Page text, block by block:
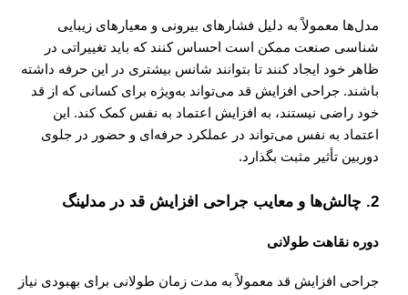
مدل‌ها معمولاً به دلیل فشارهای بیرونی و معیارهای زیبایی‌
شناسی صنعت ممکن است احساس کنند که باید تغییراتی در
ظاهر خود ایجاد کنند تا بتوانند شانس بیشتری در این حرفه داشته
باشند. جراحی افزایش قد می‌تواند به‌ویژه برای کسانی که از قد
خود راضی نیستند، به افزایش اعتماد به نفس کمک کند. این
اعتماد به نفس می‌تواند در عملکرد حرفه‌ای و حضور در جلوی
دوربین تأثیر مثبت بگذارد.
2. چالش‌ها و معایب جراحی افزایش قد در مدلینگ
دوره نقاهت طولانی
جراحی افزایش قد معمولاً به مدت زمان طولانی برای بهبودی نیاز